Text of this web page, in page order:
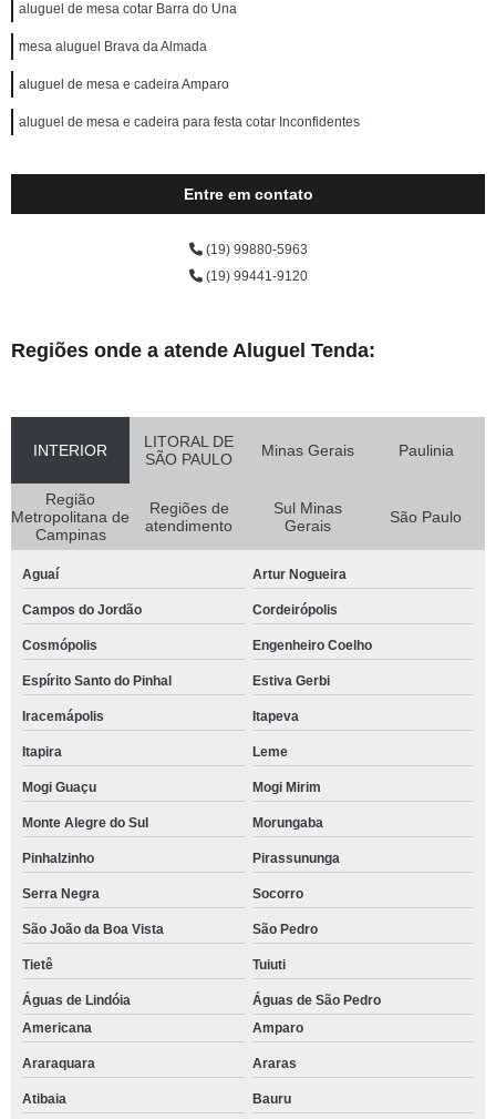
aluguel de mesa cotar Barra do Una
mesa aluguel Brava da Almada
aluguel de mesa e cadeira Amparo
aluguel de mesa e cadeira para festa cotar Inconfidentes
Entre em contato
(19) 99880-5963
(19) 99441-9120
Regiões onde a atende Aluguel Tenda:
INTERIOR
LITORAL DE
SÃO PAULO
Minas Gerais Paulinia
Região
Metropolitana de
Campinas
Regiões de
atendimento
Sul Minas
Gerais
São Paulo
Aguaí Artur Nogueira
Campos do Jordão Cordeirópolis
Cosmópolis Engenheiro Coelho
Espírito Santo do Pinhal Estiva Gerbi
Iracemápolis Itapeva
Itapira Leme
Mogi Guaçu Mogi Mirim
Monte Alegre do Sul Morungaba
Pinhalzinho Pirassununga
Serra Negra Socorro
São João da Boa Vista São Pedro
Tietê Tuiuti
Águas de Lindóia
Águas de São Pedro
Americana
Amparo
Araraquara Araras
Atibaia Bauru